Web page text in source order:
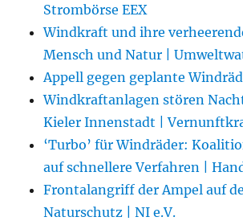
Strombörse EEX
Windkraft und ihre
Mensch und Natur |
Appell gegen geplante
Windkraftanlagen stören
Kieler Innenstadt |
‘Turbo’ für Windräder:
auf schnellere Verfahren |
Frontalangriff der Ampel auf
Naturschutz | NI e.V.